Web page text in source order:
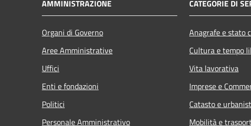
AMMINISTRAZIONE
Organi di Governo
Aree Amministrative
Uffici
Enti e fondazioni
Politici
Personale Amministrativo
CATEGORIE DI
Anagrafe e stato
Cultura e tempo
Vita lavorativa
Imprese e
Catasto e
Mobilità e